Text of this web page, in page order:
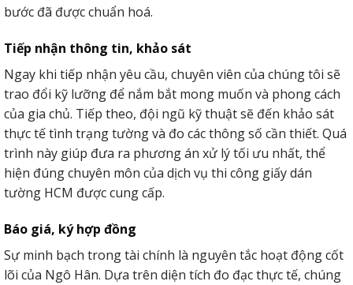
bước đã được chuẩn hoá.
Tiếp nhận thông tin, khảo sát
Ngay khi tiếp nhận yêu cầu, chuyên viên của chúng tôi sẽ
trao đổi kỹ lưỡng để nắm bắt mong muốn và phong cách
của gia chủ. Tiếp theo, đội ngũ kỹ thuật sẽ đến khảo sát
thực tế tình trạng tường và đo các thông số cần thiết. Quá
trình này giúp đưa ra phương án xử lý tối ưu nhất, thể
hiện đúng chuyên môn của dịch vụ thi công giấy dán
tường HCM được cung cấp.
Báo giá, ký hợp đồng
Sự minh bạch trong tài chính là nguyên tắc hoạt động cốt
lõi của Ngô Hân. Dựa trên diện tích đo đạc thực tế, chúng